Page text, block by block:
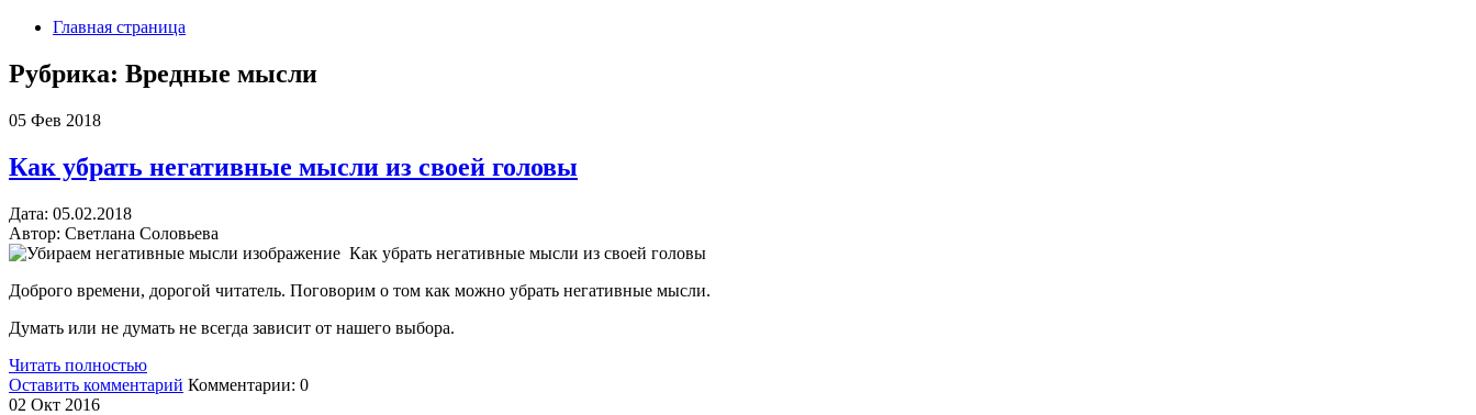
Главная страница
Рубрика: Вредные мысли
05 Фев 2018
Как убрать негативные мысли из своей головы
Дата: 05.02.2018
Автор: Светлана Соловьева
Как убрать негативные мысли из своей головы
Доброго времени, дорогой читатель. Поговорим о том как можно убрать негативные мысли.
Думать или не думать не всегда зависит от нашего выбора.
Читать полностью
Оставить комментарий Комментарии: 0
02 Окт 2016